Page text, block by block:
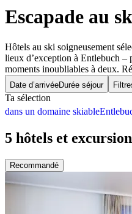
Escapade au
Hôtels au ski soigneusement
lieux d’exception à Entlebuch –
moments inoubliables à deux.
Date d’arrivéeDurée séjour
Ta sélection
dans un domaine skiable
5 hôtels et
Recommandé